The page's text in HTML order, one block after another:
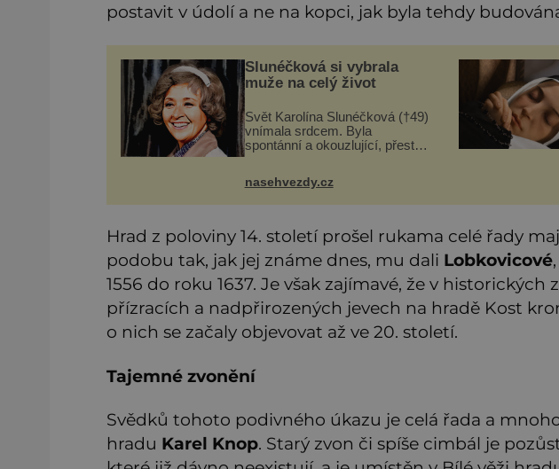
postavit v údolí a ne na kopci, jak byla tehdy
Slunéčková si vybrala
muže na celý život
Svět Karolína Slunéčková (†49)
vnímala srdcem. Byla
spontánní a okouzlující, přesto
u ní neměli četní obdivovatelé
předpoklady stát se hvězdou,
ale Karolína Slunéčková (†4
nasehvezdy.cz
Hrad z poloviny 14. století prošel rukama celé řady
podobu tak, jak jej známe dnes, mu dali Lobkovicové
1556 do roku 1637. Je však zajímavé, že v
přízracích a nadpřirozených jevech na hradě Kost
o nich se začaly objevovat až ve 20. století.
Tajemné zvonění
Svědků tohoto podivného úkazu je celá řada a
hradu Karel Knop. Starý zvon či spíše cimbál je